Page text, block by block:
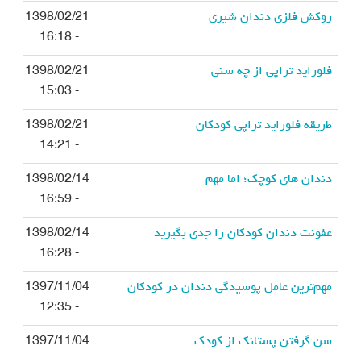
روکش فلزی دندان شیری
1398/02/21
- 16:18
فلوراید تراپی از چه سنی
1398/02/21
- 15:03
طریقه فلوراید تراپی کودکان
1398/02/21
- 14:21
دندان های کوچک؛ اما مهم
1398/02/14
- 16:59
عفونت دندان کودکان را جدی بگیرید
1398/02/14
- 16:28
مهم‌ترین عامل پوسیدگی دندان در کودکان
1397/11/04
- 12:35
سن گرفتن پستانک از کودک
1397/11/04